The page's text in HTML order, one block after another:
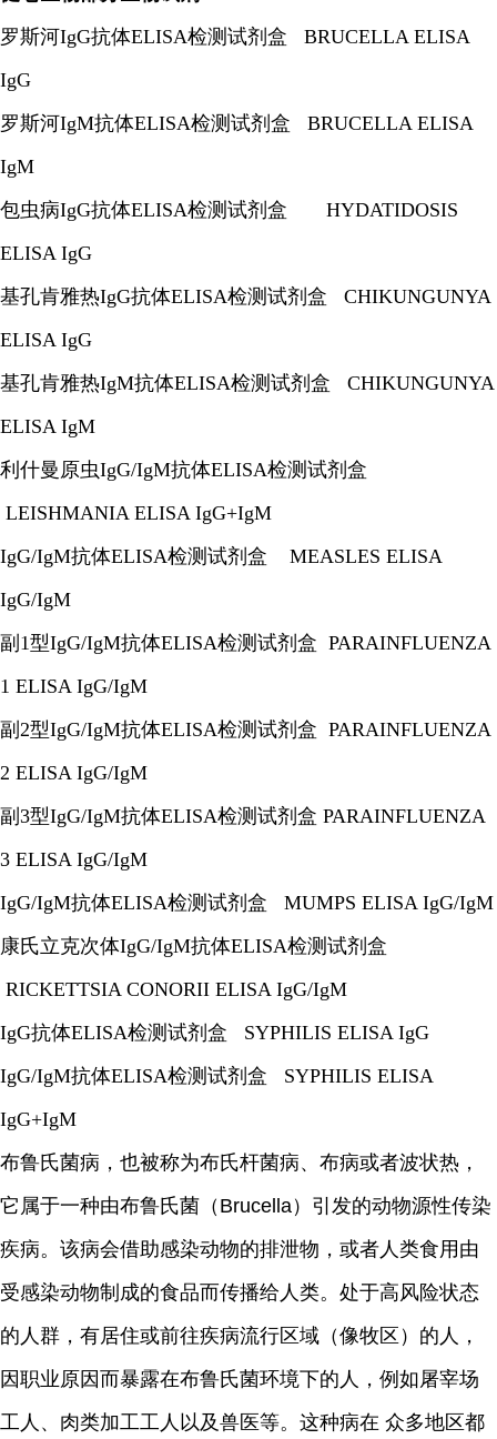
罗斯河IgG抗体ELISA检测试剂盒 BRUCELLA ELISA
IgG
罗斯河IgM抗体ELISA检测试剂盒 BRUCELLA ELISA
IgM
包虫病IgG抗体ELISA检测试剂盒 HYDATIDOSIS
ELISA IgG
基孔肯雅热IgG抗体ELISA检测试剂盒 CHIKUNGUNYA
ELISA IgG
基孔肯雅热IgM抗体ELISA检测试剂盒 CHIKUNGUNYA
ELISA IgM
利什曼原虫IgG/IgM抗体ELISA检测试剂盒
LEISHMANIA ELISA IgG+IgM
IgG/IgM抗体ELISA检测试剂盒 MEASLES ELISA
IgG/IgM
副1型IgG/IgM抗体ELISA检测试剂盒 PARAINFLUENZA
1 ELISA IgG/IgM
副2型IgG/IgM抗体ELISA检测试剂盒 PARAINFLUENZA
2 ELISA IgG/IgM
副3型IgG/IgM抗体ELISA检测试剂盒 PARAINFLUENZA
3 ELISA IgG/IgM
IgG/IgM抗体ELISA检测试剂盒 MUMPS ELISA IgG/IgM
康氏立克次体IgG/IgM抗体ELISA检测试剂盒
RICKETTSIA CONORII ELISA IgG/IgM
IgG抗体ELISA检测试剂盒 SYPHILIS ELISA IgG
IgG/IgM抗体ELISA检测试剂盒 SYPHILIS ELISA
IgG+IgM
布鲁氏菌病，也被称为布氏杆菌病、布病或者波状热，
它属于一种由布鲁氏菌（Brucella）引发的动物源性传染
疾病。该病会借助感染动物的排泄物，或者人类食用由
受感染动物制成的食品而传播给人类。处于高风险状态
的人群，有居住或前往疾病流行区域（像牧区）的人，
因职业原因而暴露在布鲁氏菌环境下的人，例如屠宰场
工人、肉类加工工人以及兽医等。这种病在 众多地区都